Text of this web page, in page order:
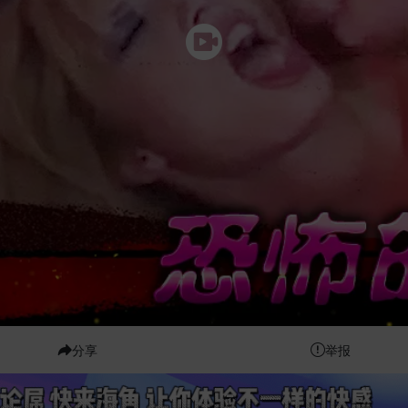
分享 举报